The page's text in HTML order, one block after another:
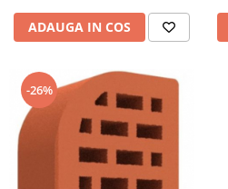
ADAUGA IN COS
-26%